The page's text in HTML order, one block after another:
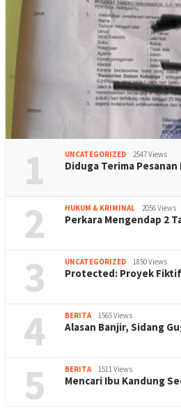
1 UNCATEGORIZED 2547 Views
Diduga Terima
2 HUKUM & KRIMINAL 2056 Views
Perkara Mengendap 2
3 UNCATEGORIZED 1850 Views
Protected: Proyek
4 BERITA 1565 Views
Alasan Banjir, Sidang
5 BERITA 1511 Views
Mencari Ibu Kandung